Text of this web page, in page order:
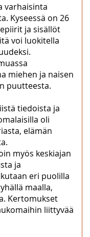
varhaisinta
Kyseessä on 26
ja sisällöt
voi luokitella
miehen ja naisen
puutteesta.
tiedoista ja
oli
elämän
myös keskiajan
ja
eri puolilla
maalla,
Kertomukset
liittyvää